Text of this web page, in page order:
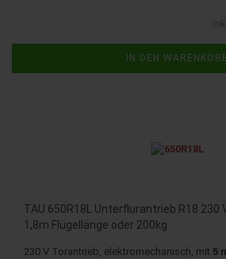
IN DEN
TAU 650R18L Unterflurantrieb R18 230
1,8m Flügellänge oder 200kg
230 V Torantrieb, elektromechanisch, mit 5